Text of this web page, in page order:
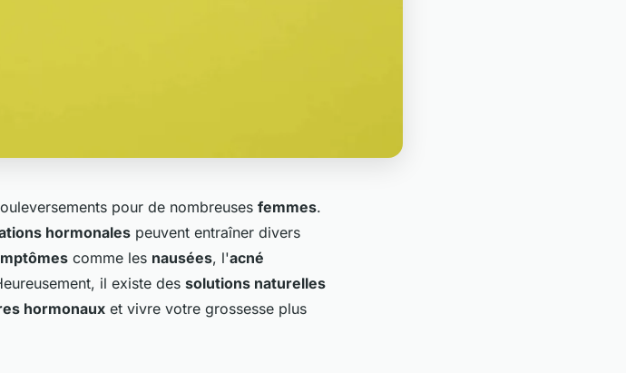
pour de nombreuses femmes.
hormonales peuvent entraîner divers
comme les nausées, l'acné
il existe des solutions naturelles
hormonaux et vivre votre grossesse plus